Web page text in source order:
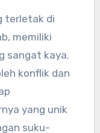
terletak di
memiliki
sangat kaya.
konflik dan
yang unik
suku-